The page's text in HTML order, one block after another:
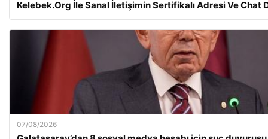
Kelebek.Org İle Sanal İletişimin Sertifikalı Adresi Ve Chat
07/08/2026